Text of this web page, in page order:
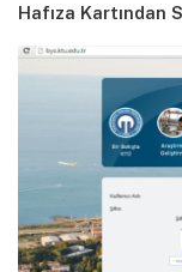
Hafıza Kartından